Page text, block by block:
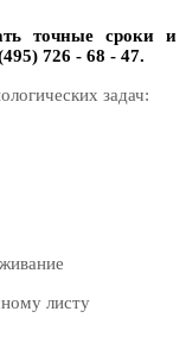
точные сроки и
726 - 68 - 47.
задач:
листу